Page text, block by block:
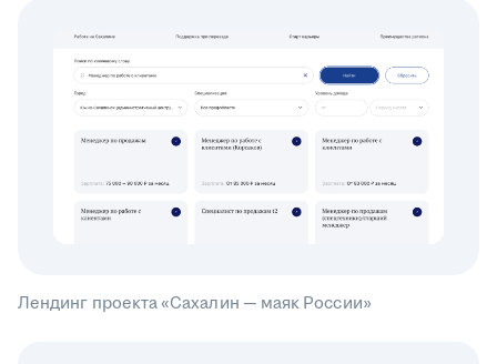
Лендинг проекта «Сахалин — маяк России»